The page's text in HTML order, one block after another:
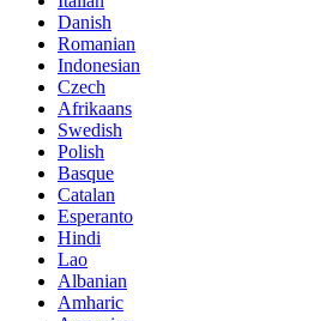
Danish
Romanian
Indonesian
Czech
Afrikaans
Swedish
Polish
Basque
Catalan
Esperanto
Hindi
Lao
Albanian
Amharic